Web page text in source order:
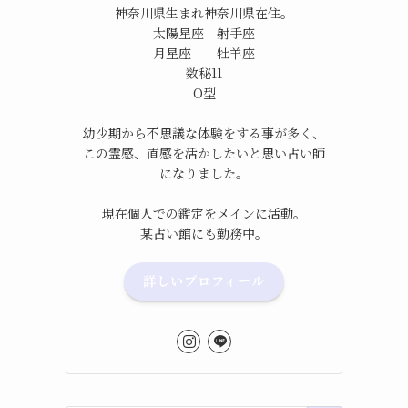
神奈川県生まれ神奈川県在住。
太陽星座 射手座
月星座 牡羊座
数秘11
O型
幼少期から不思議な体験をする事が多く、
この霊感、直感を活かしたいと思い占い師
になりました。
現在個人での鑑定をメインに活動。
某占い館にも勤務中。
詳しいプロフィール